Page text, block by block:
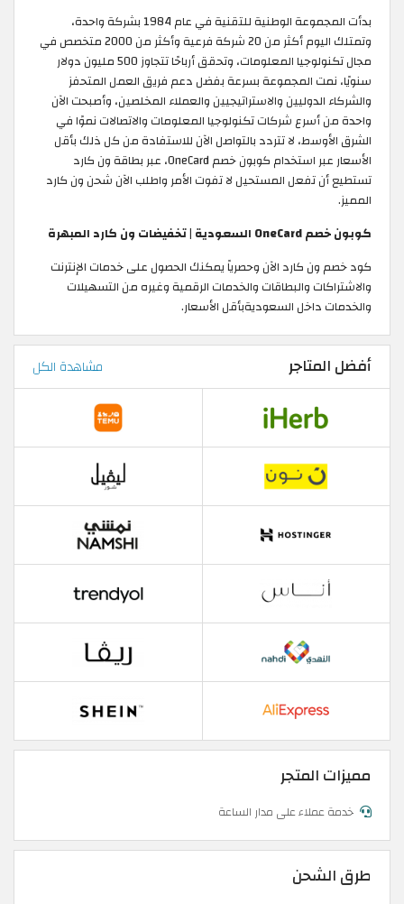
بدأت المجموعة الوطنية للتقنية في عام 1984 بشركة واحدة،
وتمتلك اليوم أكثر من 20 شركة فرعية وأكثر من 2000 متخصص في
مجال تكنولوجيا المعلومات، وتحقق أرباحًا تتجاوز 500 مليون دولار
سنويًا، نمت المجموعة بسرعة بفضل دعم فريق العمل المتحفز
والشركاء الدوليين والاستراتيجيين والعملاء المخلصين، وأصبحت الآن
واحدة من أسرع شركات تكنولوجيا المعلومات والاتصالات نموًا في
الشرق الأوسط، لا تتردد بالتواصل الآن للاستفادة من كل ذلك بأقل
الأسعار عبر استخدام كوبون خصم OneCard، عبر بطاقة ون كارد
تستطيع أن تفعل المستحيل لا تفوت الأمر واطلب الآن شحن ون كارد
المميز.
كوبون خصم OneCard السعودية | تخفيضات ون كارد المبهرة
كود خصم ون كارد الآن وحصرياً يمكنك الحصول على خدمات الإنترنت
والاشتراكات والبطاقات والخدمات الرقمية وغيره من التسهيلات
والخدمات داخل السعوديةبأقل الأسعار.
أفضل المتاجر مشاهدة الكل
مميزات المتجر
خدمة عملاء على مدار الساعة
طرق الشحن